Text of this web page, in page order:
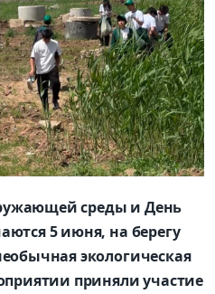
среды и День
5 июня, на берегу
экологическая
приняли участие